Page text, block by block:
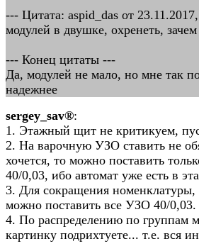
--- Цитата: aspid_das от
модулей в двушке, охренеть,
--- Конец цитаты ---
Да, модулей не мало, но мне так
надежнее
sergey_sav®:
1. Этажный щит не критикуем,
2. На варочную УЗО ставить не
хочется, то можно поставить
40/0,03, ибо автомат уже есть в
3. Для сокращения номенклатуры,
можно поставить все УЗО 40/0,03.
4. По распределению по группам
картинку подрихтуете... т.е. вся